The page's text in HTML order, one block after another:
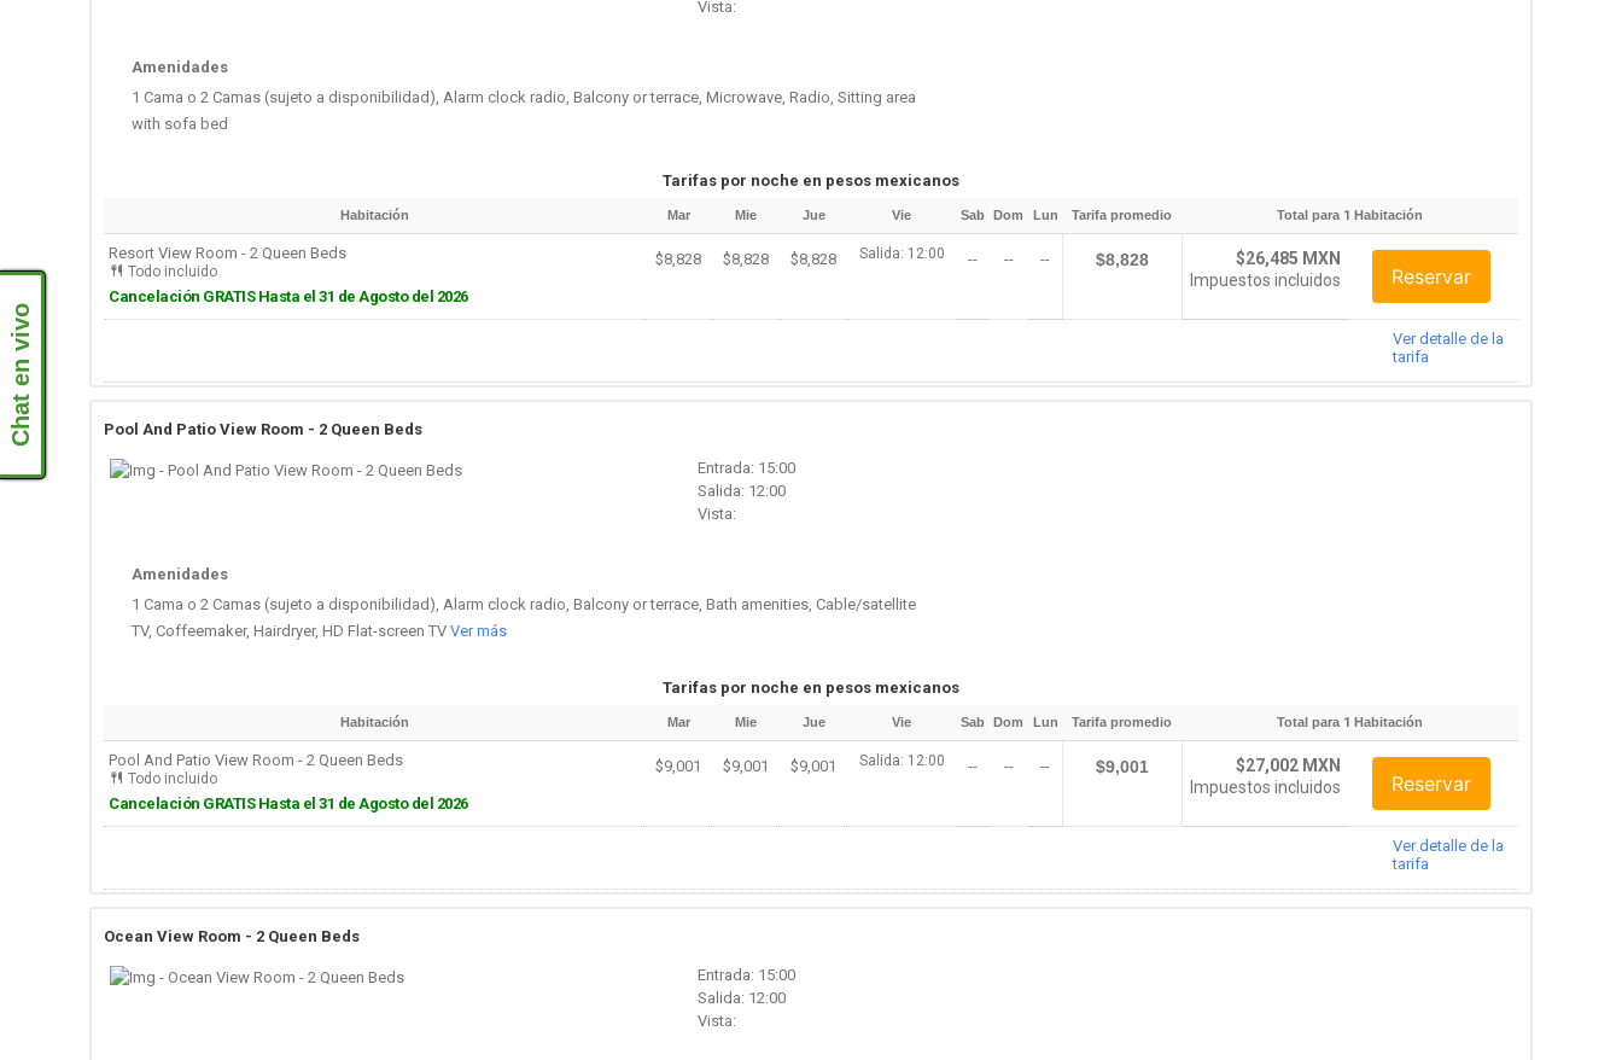
Chat en vivo
Vista:
Amenidades
1 Cama o 2 Camas (sujeto a disponibilidad), Alarm clock radio, Balcony or terrace, Microwave, Radio, Sitting area
with sofa bed
Tarifas por noche en pesos mexicanos
Habitación Mar Mie Jue Vie Sab Dom Lun Tarifa promedio Total para 1 Habitación
Resort View Room - 2 Queen Beds
Todo incluido
Cancelación GRATIS Hasta el 31 de Agosto del 2026
$8,828 $8,828 $8,828 Salida: 12:00 -- -- -- $8,828
$26,485 MXN
Impuestos incluidos
Reservar
Ver detalle de la
tarifa
Pool And Patio View Room - 2 Queen Beds
Entrada: 15:00
Salida: 12:00
Vista:
Amenidades
1 Cama o 2 Camas (sujeto a disponibilidad), Alarm clock radio, Balcony or terrace, Bath amenities, Cable/satellite
TV, Coffeemaker, Hairdryer, HD Flat-screen TVVer más
Tarifas por noche en pesos mexicanos
Habitación Mar Mie Jue Vie Sab Dom Lun Tarifa promedio Total para 1 Habitación
Pool And Patio View Room - 2 Queen Beds
Todo incluido
Cancelación GRATIS Hasta el 31 de Agosto del 2026
$9,001 $9,001 $9,001 Salida: 12:00 -- -- -- $9,001
$27,002 MXN
Impuestos incluidos
Reservar
Ver detalle de la
tarifa
Ocean View Room - 2 Queen Beds
Entrada: 15:00
Salida: 12:00
Vista: